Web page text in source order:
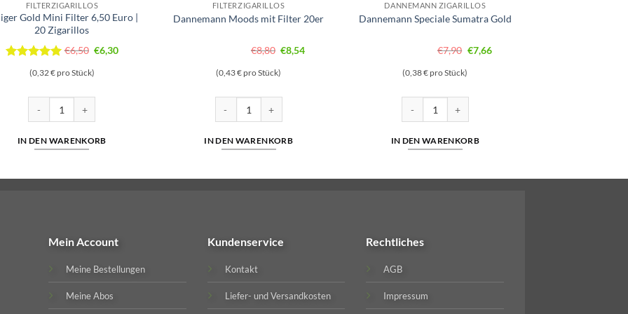
FILTERZIGARILLOS
Gold Mini Filter 6,50 Euro |
20 Zigarillos
Bewertet
5von
€6,50 Ursprünglicher
war:
€6,50
€6,30Aktueller
(0,32 € pro Stück)
IN DEN WARENKORB
FILTERZIGARILLOS
Dannemann Moods mit Filter 20er
€8,80 Ursprünglicher
war:
€8,80
€8,54
(0,43 € pro Stück)
IN DEN WARENKORB
DANNEMANN ZIGARILLOS
Dannemann Speciale Sumatra Gold
€7,90 Ursprünglicher
war:
€7,90
€7,66Aktueller
(0,38 € pro Stück)
IN DEN WARENKORB
Mein Account
Meine Bestellungen
Meine Abos
Kundenservice
Kontakt
Liefer- und Versandkosten
Rechtliches
AGB
Impressum